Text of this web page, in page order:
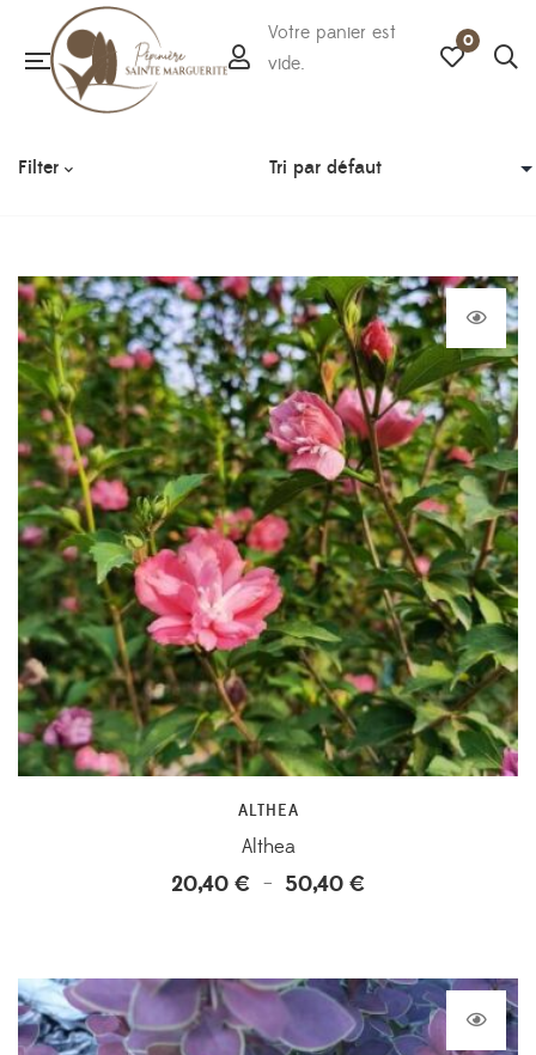
Votre panier est
vide.
0
Filter
ALTHEA
Althea
20,40 € – 50,40 €Plage
20,40 €
à
50,40 €